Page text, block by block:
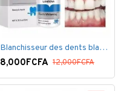
Blanchisseur des dents blanc éblouissant
8,000FCFA 12,000FCFA